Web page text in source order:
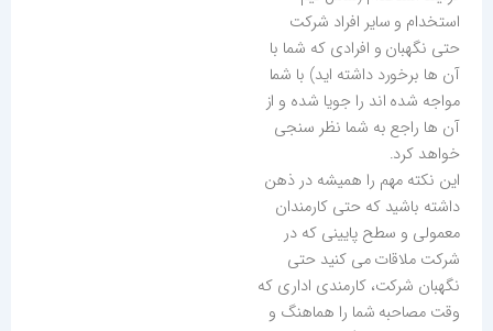
استخدام و سایر افراد شرکت
حتی نگهبان و افرادی که شما با
آن ها برخورد داشته اید) با شما
مواجه شده اند را جویا شده و از
آن ها راجع به شما نظر سنجی
خواهد کرد.
این نکته مهم را همیشه در ذهن
داشته باشید که حتی کارمندان
معمولی و سطح پایینی که در
شرکت ملاقات می کنید حتی
نگهبان شرکت، کارمندی اداری که
وقت مصاحبه شما را هماهنگ و